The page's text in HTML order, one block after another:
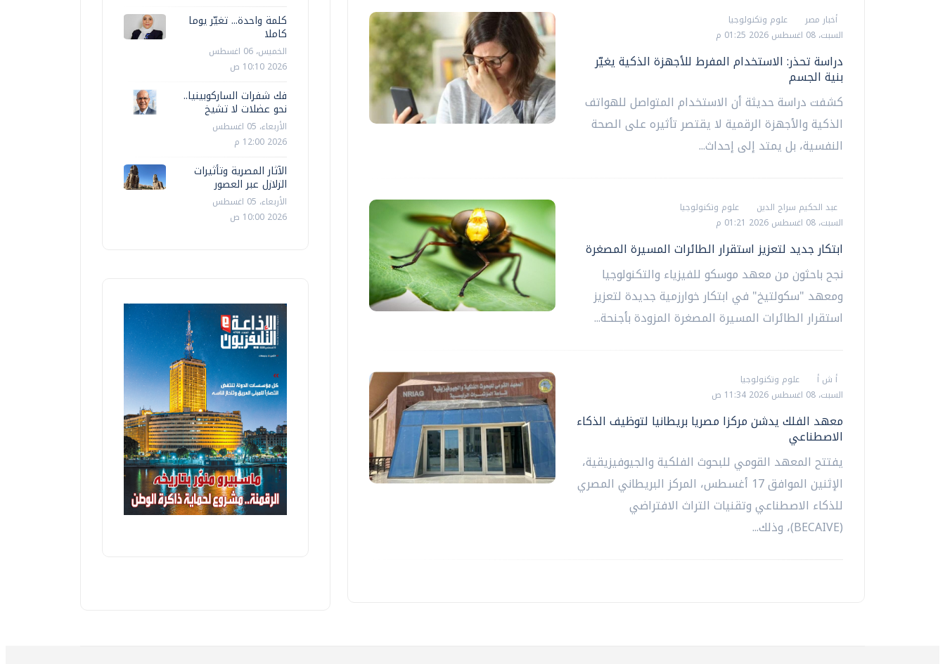
أخبار مصر
علوم وتكنولوجيا
السبت، 08 اغسطس 2026 01:25 م
دراسة تحذر: الاستخدام المفرط للأجهزة الذكية يغيّر
بنية الجسم
كشفت دراسة حديثة أن الاستخدام المتواصل للهواتف
الذكية والأجهزة الرقمية لا يقتصر تأثيره على الصحة
النفسية، بل يمتد إلى إحداث...
عبد الحكيم سراج الدين
علوم وتكنولوجيا
السبت، 08 اغسطس 2026 01:21 م
ابتكار جديد لتعزيز استقرار الطائرات المسيرة المصغرة
نجح باحثون من معهد موسكو للفيزياء والتكنولوجيا
ومعهد "سكولتيخ" في ابتكار خوارزمية جديدة لتعزيز
استقرار الطائرات المسيرة المصغرة المزودة بأجنحة...
أ ش أ
علوم وتكنولوجيا
السبت، 08 اغسطس 2026 11:34 ص
معهد الفلك يدشن مركزا مصريا بريطانيا لتوظيف الذكاء
الاصطناعي
يفتتح المعهد القومي للبحوث الفلكية والجيوفيزيقية،
الإثنين الموافق 17 أغسطس، المركز البريطاني المصري
للذكاء الاصطناعي وتقنيات التراث الافتراضي
(BECAIVE)، وذلك...
كلمة واحدة... تغيّر يوما
كاملا
الخميس، 06 اغسطس
2026 10:10 ص
فك شفرات الساركوبينيا..
نحو عضلات لا تشيخ
الأربعاء، 05 اغسطس
2026 12:00 م
الآثار المصرية وتأثيرات
الزلازل عبر العصور
الأربعاء، 05 اغسطس
2026 10:00 ص